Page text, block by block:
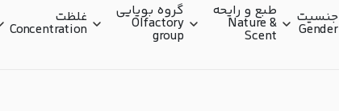
جنسیت
Gender
طبع و رایحه
Nature &
Scent
گروه بویایی
Olfactory
group
غلظت
Concentration